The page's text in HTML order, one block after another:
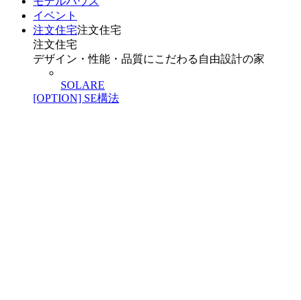
イベント
注文住宅注文住宅
注文住宅
デザイン・性能・品質にこだわる自由設計の家
SOLARE
[OPTION] SE構法